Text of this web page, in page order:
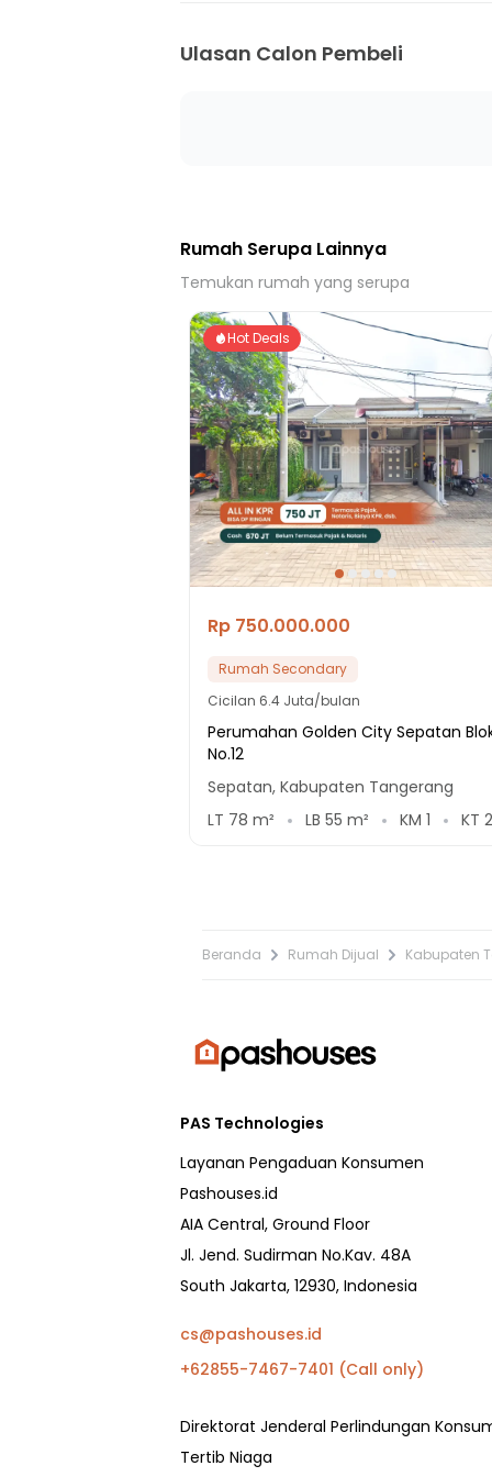
Ulasan Calon Pembeli
Rumah Serupa Lainnya
Temukan rumah yang serupa
Hot Deals
Rp 750.000.000
Rumah Secondary
Cicilan 6.4 Juta/bulan
Perumahan Golden City Sepatan
No.12
Sepatan, Kabupaten Tangerang
LT 78 m² LB 55 m² KM 1 KT 2
Beranda Rumah Dijual Kabupaten
PAS Technologies
Layanan Pengaduan Konsumen
Pashouses.id
AIA Central, Ground Floor
Jl. Jend. Sudirman No.Kav. 48A
South Jakarta, 12930, Indonesia
cs@pashouses.id
+62855-7467-7401 (Call only)
Direktorat Jenderal Perlindungan
Tertib Niaga